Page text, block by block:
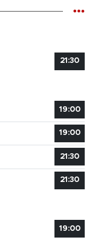
21:30
19:00
19:00
21:30
21:30
19:00